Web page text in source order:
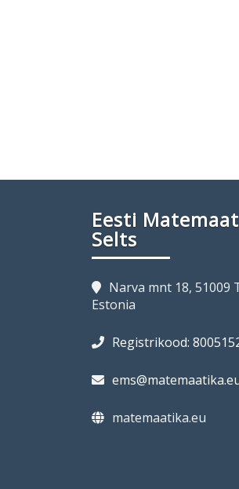
Eesti
Selts
Narva mnt 18, 51009
Estonia
Registrikood:
matemaatika.eu